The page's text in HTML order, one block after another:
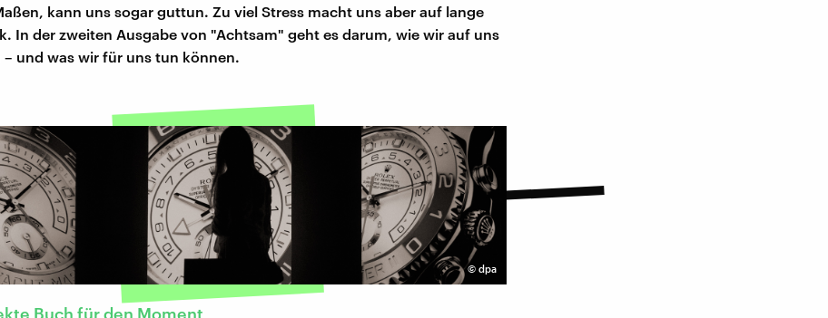
kann uns sogar guttun. Zu viel Stress macht uns aber auf lange
In der zweiten Ausgabe von "Achtsam" geht es darum, wie wir auf uns
– und was wir für uns tun können.
© dpa
Buch für den Moment